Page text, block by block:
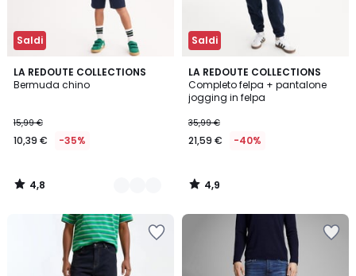
Saldi
LA REDOUTE COLLECTIONS
Bermuda chino
15,99 €
10,39 € -35%
4,8
/ 5
2
Colori
4,8
/
Saldi
LA REDOUTE COLLECTIONS
Completo felpa + pantalone
jogging in felpa
35,99 €
21,59 € -40%
4,9
/ 5
4,9
/